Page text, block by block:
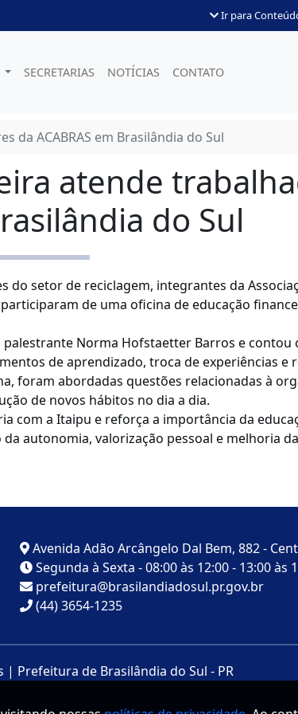
Ir para
SECRETARIAS NOTÍCIAS CONTATO
da ACABRAS em Brasilândia do Sul
atende
do Sul
do setor de reciclagem, integrantes da
participaram de uma oficina de educação
Norma Hofstaetter Barros e contou
de aprendizado, troca de experiências e
foram abordadas questões relacionadas à
de novos hábitos no dia a dia.
com a Itaipu e reforça a importância da
autonomia, valorização pessoal e melhoria
Avenida Adão Arcângelo Dal Bem, 882 -
Segunda à Sexta - 08:00 às 12:00 - 13:00 às
prefeitura@brasilandiadosul.pr.gov.br
(44) 3654-1235
| Prefeitura de Brasilândia do Sul - PR